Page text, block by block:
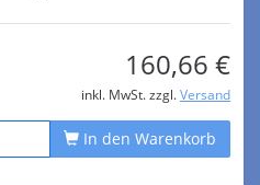
160,66 €
inkl. MwSt. zzgl. Versand
In den Warenkorb